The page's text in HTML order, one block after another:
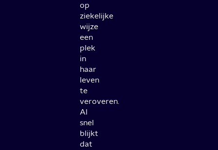
op
ziekelijke
wijze
een
plek
in
haar
leven
te
veroveren.
Al
snel
blijkt
dat